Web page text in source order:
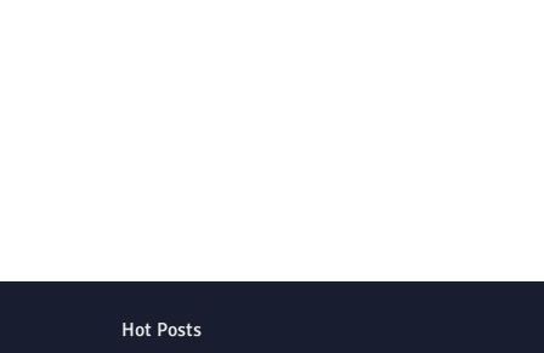
Hot Posts